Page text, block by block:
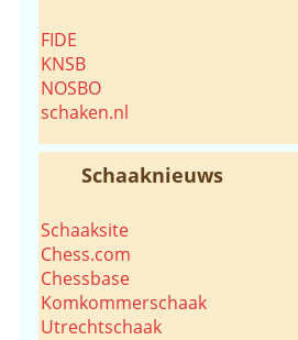
FIDE
KNSB
NOSBO
schaken.nl
Schaaknieuws
Schaaksite
Chess.com
Chessbase
Komkommerschaak
Utrechtschaak